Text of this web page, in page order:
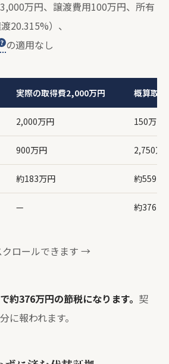
万円、譲渡費用100万円、所有
20.315%）、
の適用なし
実際の取得費2,000万円 概算取
2,000万円 150万円
900万円 2,750万
約183万円 約559万
— 約376万
ロールできます →
約376万円の節税になります。 契
に報われます。